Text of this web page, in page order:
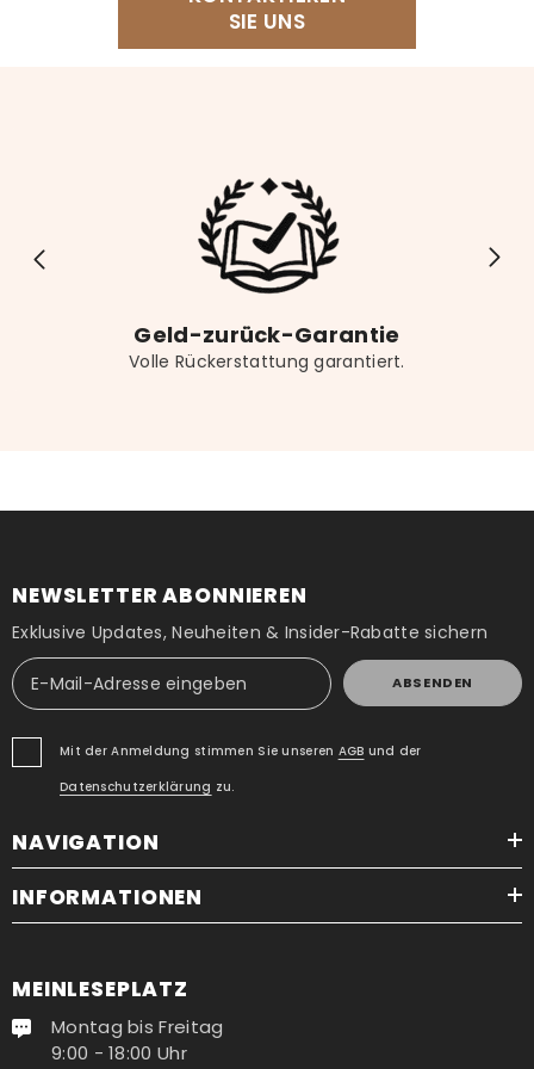
Buchständer für freihändiges Lesen sowie eine
dekorative Buchstütze für Ihr Regal. Vergessen Sie
SIE UNS
Geld-zurück-Garantie
Volle Rückerstattung garantiert.
NEWSLETTER ABONNIEREN
Exklusive Updates, Neuheiten & Insider-Rabatte sichern
ABSENDEN
Mit der Anmeldung stimmen Sie unseren AGB und der
Datenschutzerklärung zu.
NAVIGATION
INFORMATIONEN
MEINLESEPLATZ
Montag bis Freitag
9:00 - 18:00 Uhr